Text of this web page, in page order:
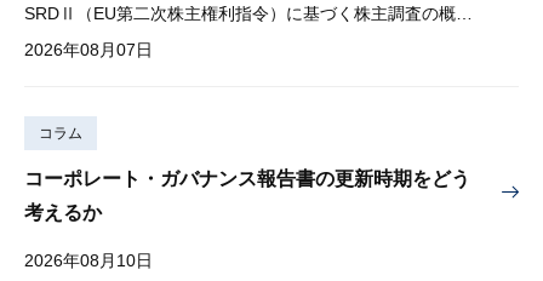
SRDⅡ（EU第二次株主権利指令）に基づく株主調査の概要と課題
2026年08月07日
コラム
コーポレート・ガバナンス報告書の更新時期をどう
考えるか
2026年08月10日